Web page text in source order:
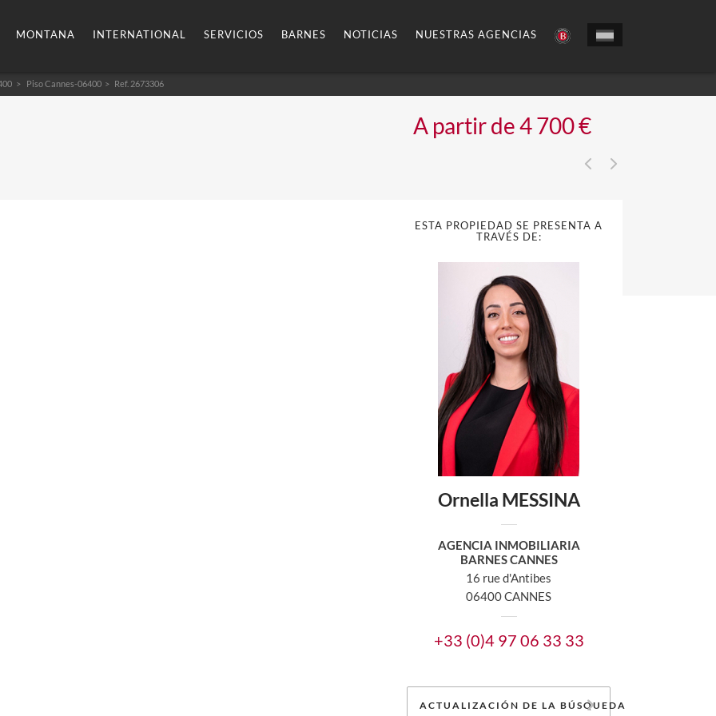
MONTANA INTERNATIONAL SERVICIOS BARNES NOTICIAS NUESTRAS AGENCIAS
Piso Cannes-06400 > Ref. 2673306
A partir de 4 700 €
ESTA PROPIEDAD SE PRESENTA A
TRAVÉS DE:
Ornella MESSINA
AGENCIA INMOBILIARIA
BARNES CANNES
16 rue d'Antibes
06400 CANNES
+33 (0)4 97 06 33 33
ACTUALIZACIÓN DE LA BÚSQUEDA